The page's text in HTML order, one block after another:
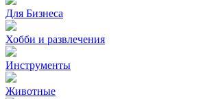
Для Бизнеса
Хобби и развлечения
Инструменты
Животные